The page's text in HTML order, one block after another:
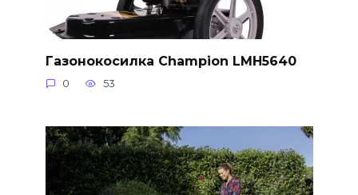
Газонокосилка Champion LMH5640
0 53